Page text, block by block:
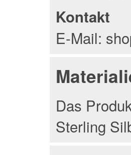
Kontakt
E-Mail:
Das
Sterling